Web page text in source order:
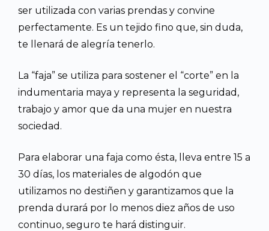
ser utilizada con varias prendas y convine
perfectamente. Es un tejido fino que, sin duda,
te llenará de alegría tenerlo.
La “faja” se utiliza para sostener el “corte” en la
indumentaria maya y representa la seguridad,
trabajo y amor que da una mujer en nuestra
sociedad.
Para elaborar una faja como ésta, lleva entre 15 a
30 días, los materiales de algodón que
utilizamos no destiñen y garantizamos que la
prenda durará por lo menos diez años de uso
continuo, seguro te hará distinguir.